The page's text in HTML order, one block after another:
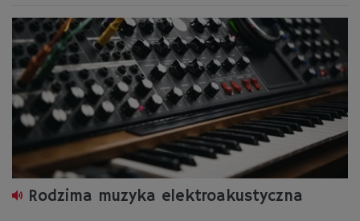
Rodzima muzyka elektroakustyczna